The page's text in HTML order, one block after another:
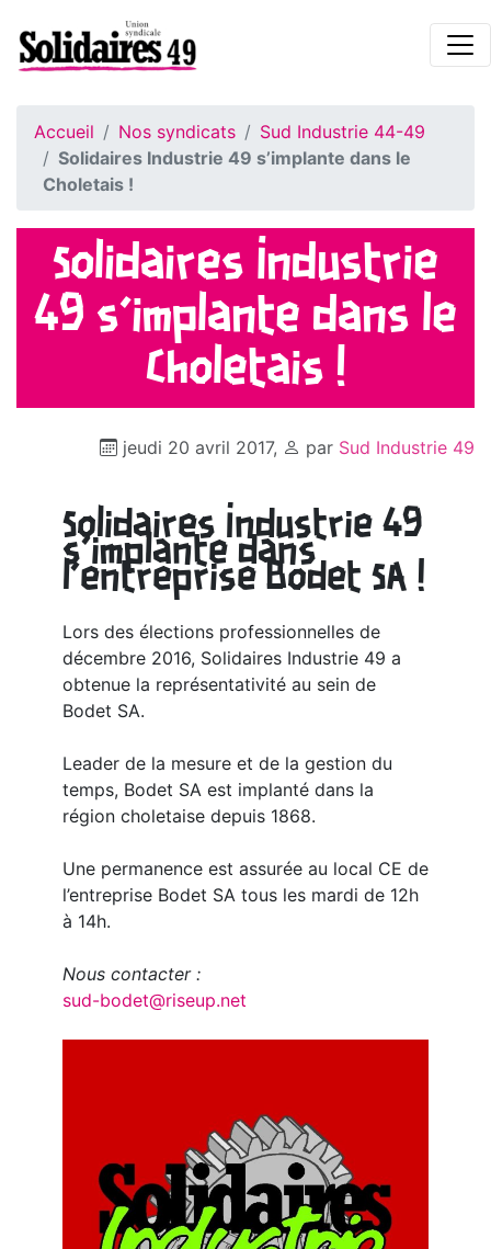
Accueil Nos syndicats
Sud Industrie 44-49
Solidaires Industrie 49 s’implante dans le
Choletais !
Solidaires Industrie
49 s’implante dans le
Choletais !
jeudi 20 avril 2017, par Sud Industrie 49
Solidaires Industrie 49
s’implante dans
l’entreprise Bodet SA !
Lors des élections professionnelles de
décembre 2016, Solidaires Industrie 49 a
obtenue la représentativité au sein de
Bodet SA.
Leader de la mesure et de la gestion du
temps, Bodet SA est implanté dans la
région choletaise depuis 1868.
Une permanence est assurée au local CE de
l’entreprise Bodet SA tous les mardi de 12h
à 14h.
Nous contacter :
sud-bodet@riseup.net